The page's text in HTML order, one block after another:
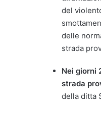
del
delle
strada
Nei giorni
strada
della ditta